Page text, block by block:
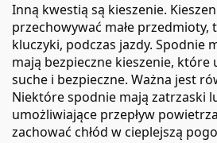
Inną kwestią są kieszenie.
przechowywać małe przedmioty,
kluczyki, podczas jazdy. Spodnie
mają bezpieczne kieszenie, które
suche i bezpieczne. Ważna jest
Niektóre spodnie mają zatrzaski
umożliwiające przepływ
zachować chłód w cieplejszą